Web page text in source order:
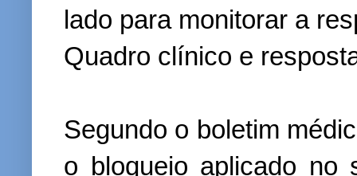
lado para monitorar a
Quadro clínico e
Segundo o boletim
o bloqueio aplicado no